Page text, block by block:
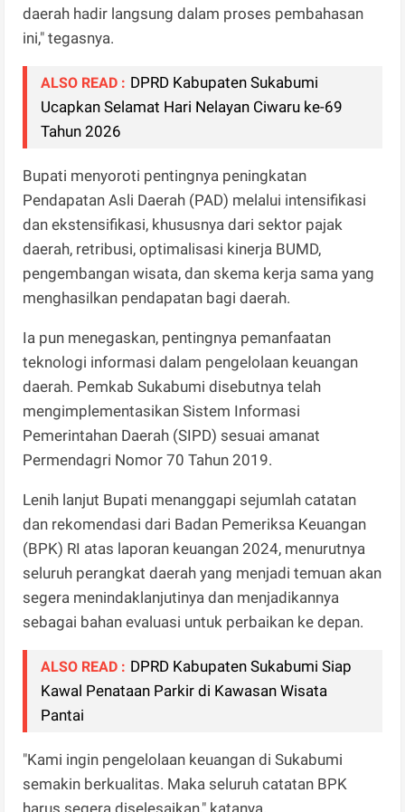
daerah hadir langsung dalam proses pembahasan
ini," tegasnya.
ALSO READ : DPRD Kabupaten Sukabumi
Ucapkan Selamat Hari Nelayan Ciwaru ke-69
Tahun 2026
Bupati menyoroti pentingnya peningkatan
Pendapatan Asli Daerah (PAD) melalui intensifikasi
dan ekstensifikasi, khususnya dari sektor pajak
daerah, retribusi, optimalisasi kinerja BUMD,
pengembangan wisata, dan skema kerja sama yang
menghasilkan pendapatan bagi daerah.
Ia pun menegaskan, pentingnya pemanfaatan
teknologi informasi dalam pengelolaan keuangan
daerah. Pemkab Sukabumi disebutnya telah
mengimplementasikan Sistem Informasi
Pemerintahan Daerah (SIPD) sesuai amanat
Permendagri Nomor 70 Tahun 2019.
Lenih lanjut Bupati menanggapi sejumlah catatan
dan rekomendasi dari Badan Pemeriksa Keuangan
(BPK) RI atas laporan keuangan 2024, menurutnya
seluruh perangkat daerah yang menjadi temuan akan
segera menindaklanjutinya dan menjadikannya
sebagai bahan evaluasi untuk perbaikan ke depan.
ALSO READ : DPRD Kabupaten Sukabumi Siap
Kawal Penataan Parkir di Kawasan Wisata
Pantai
"Kami ingin pengelolaan keuangan di Sukabumi
semakin berkualitas. Maka seluruh catatan BPK
harus segera diselesaikan," katanya.